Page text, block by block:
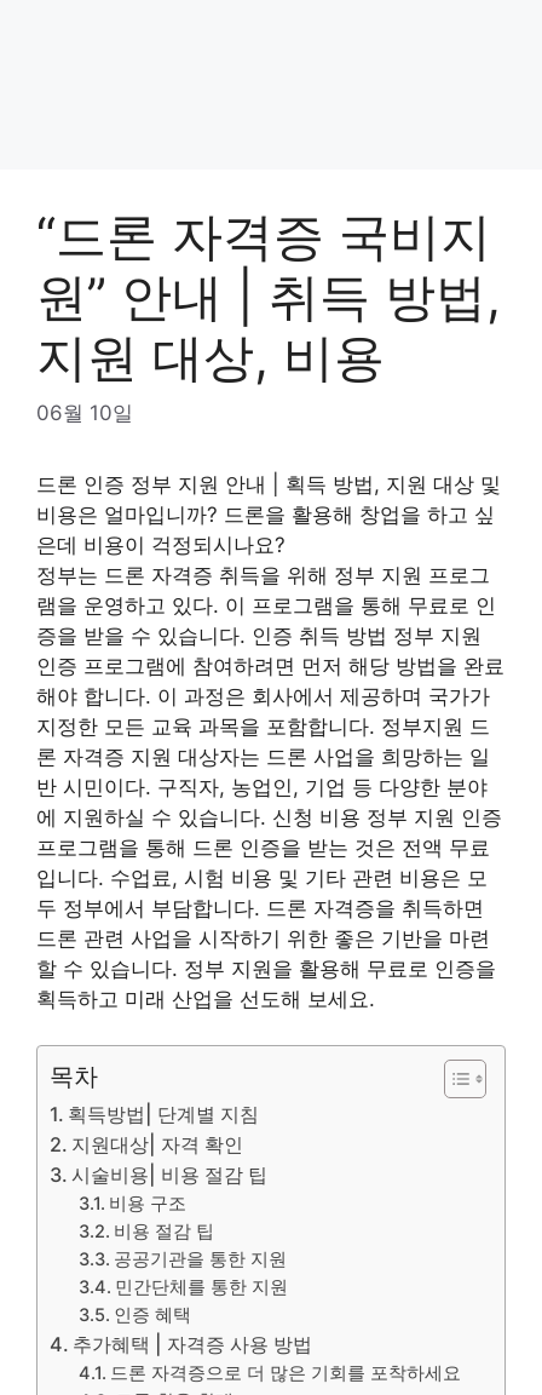
“드론 자격증 국비지
원” 안내 | 취득 방법,
지원 대상, 비용
06월 10일
드론 인증 정부 지원 안내 | 획득 방법, 지원 대상 및
비용은 얼마입니까? 드론을 활용해 창업을 하고 싶
은데 비용이 걱정되시나요?
정부는 드론 자격증 취득을 위해 정부 지원 프로그
램을 운영하고 있다. 이 프로그램을 통해 무료로 인
증을 받을 수 있습니다. 인증 취득 방법 정부 지원
인증 프로그램에 참여하려면 먼저 해당 방법을 완료
해야 합니다. 이 과정은 회사에서 제공하며 국가가
지정한 모든 교육 과목을 포함합니다. 정부지원 드
론 자격증 지원 대상자는 드론 사업을 희망하는 일
반 시민이다. 구직자, 농업인, 기업 등 다양한 분야
에 지원하실 수 있습니다. 신청 비용 정부 지원 인증
프로그램을 통해 드론 인증을 받는 것은 전액 무료
입니다. 수업료, 시험 비용 및 기타 관련 비용은 모
두 정부에서 부담합니다. 드론 자격증을 취득하면
드론 관련 사업을 시작하기 위한 좋은 기반을 마련
할 수 있습니다. 정부 지원을 활용해 무료로 인증을
획득하고 미래 산업을 선도해 보세요.
목차
획득방법| 단계별 지침
지원대상| 자격 확인
시술비용| 비용 절감 팁
비용 구조
비용 절감 팁
공공기관을 통한 지원
민간단체를 통한 지원
인증 혜택
추가혜택 | 자격증 사용 방법
드론 자격증으로 더 많은 기회를 포착하세요